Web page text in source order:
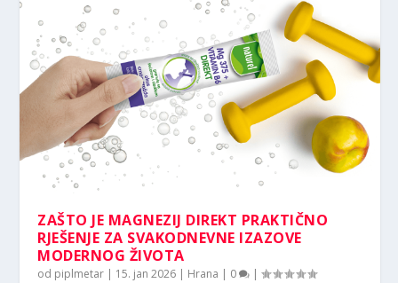
ZAŠTO JE MAGNEZIJ DIREKT PRAKTIČNO
RJEŠENJE ZA SVAKODNEVNE IZAZOVE
MODERNOG ŽIVOTA
od piplmetar | 15. jan 2026 | Hrana | 0 |